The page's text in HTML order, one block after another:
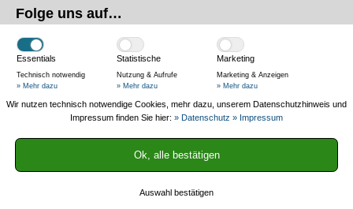
Folge uns auf…
Das Magazin
Authentisch und praxisnah – Wir testen Produkte in der Praxis, helfen
mit Ratgebern und informieren mit News.
2013-2025 © Fahrradmagazin.net
Essentials
Technisch notwendig
» Mehr dazu
Statistische
Nutzung & Aufrufe
» Mehr dazu
Marketing
Marketing & Anzeigen
» Mehr dazu
Wir nutzen technisch notwendige Cookies, mehr dazu, unserem Datenschutzhinweis und
Impressum finden Sie hier: » Datenschutz » Impressum
Auswahl bestätigen
Ok, alle bestätigen